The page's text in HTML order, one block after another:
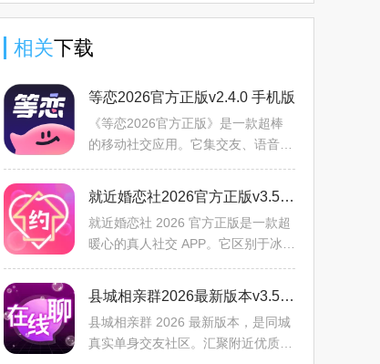
相关下载
等恋2026官方正版v2.4.0 手机版
《等恋2026官方正版》是一款超棒
的移动社交应用。它集交友、语音视
证，拒绝机器人AI，能随时与共同兴
趣的异性畅聊，分享生活、
就近婚恋社2026官方正版v3.5.0 官方正版
就近婚恋社 2026 官方正版是一款超
暖心的真人社交 APP。它区别于冰冷
实时语音畅聊，分享趣事、吐槽压力
都能获真诚回应。千万用
县城相亲群2026最新版本v3.5.12 官方正版
县城相亲群 2026 最新版本，是同城
真实单身交友社区。汇聚附近优质单